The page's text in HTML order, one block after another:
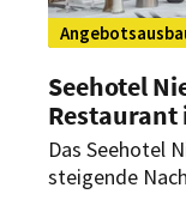
Seehotel
Restaurant
Das Seehotel
steigende